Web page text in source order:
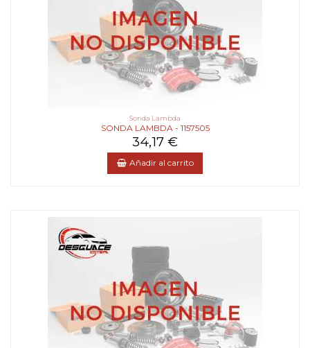
Sonda Lambda
SONDA LAMBDA - 1157505
34,17 €
Añadir al carrito